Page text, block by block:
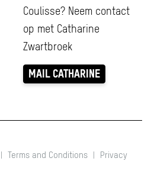
Coulisse? Neem contact
op met Catharine
Zwartbroek
MAIL CATHARINE
| Terms and Conditions | Privacy